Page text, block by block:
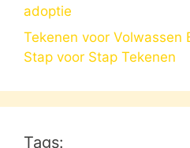
adoptie
Tekenen voor Volwassen
Stap voor Stap Tekenen
Tags: